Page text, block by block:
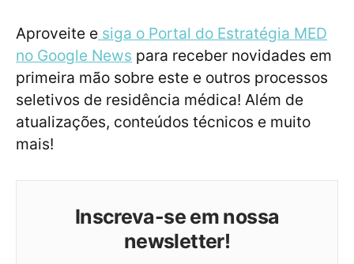
Aproveite e siga o Portal do Estratégia MED
no Google News para receber novidades em
primeira mão sobre este e outros processos
seletivos de residência médica! Além de
atualizações, conteúdos técnicos e muito
mais!
Inscreva-se em nossa
newsletter!